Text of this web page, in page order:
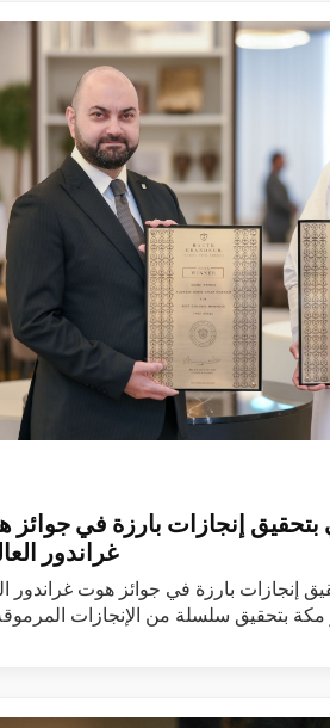
غراندور
مكة بتحقيق سلسلة من الإنجازات